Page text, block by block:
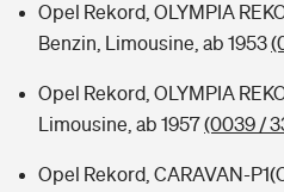
Opel Rekord, OLYMPIA
Benzin, Limousine, ab 1953
Opel Rekord, OLYMPIA
Limousine, ab 1957(0039 /
Opel Rekord, CARAVAN-